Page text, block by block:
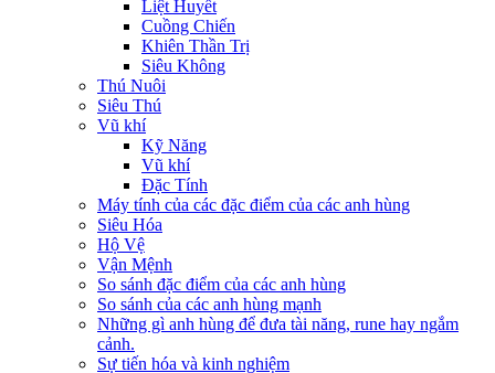
Liệt Huyết
Cuồng Chiến
Khiên Thần Trị
Siêu Không
Thú Nuôi
Siêu Thú
Vũ khí
Kỹ Năng
Vũ khí
Đặc Tính
Máy tính của các đặc điểm của các anh hùng
Siêu Hóa
Hộ Vệ
Vận Mệnh
So sánh đặc điểm của các anh hùng
So sánh của các anh hùng mạnh
Những gì anh hùng để đưa tài năng, rune hay ngắm
cảnh.
Sự tiến hóa và kinh nghiệm